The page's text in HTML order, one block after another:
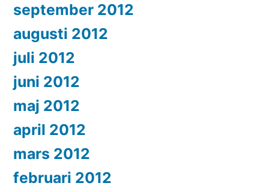
september 2012
augusti 2012
juli 2012
juni 2012
maj 2012
april 2012
mars 2012
februari 2012